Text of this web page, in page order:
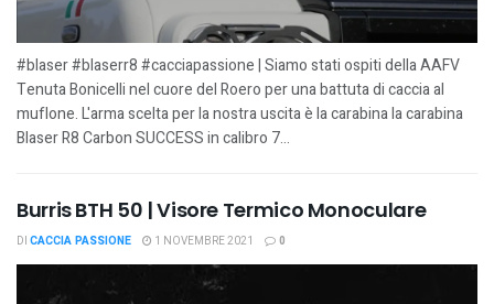
#blaser #blaserr8 #cacciapassione | Siamo stati ospiti della AAFV
Tenuta Bonicelli nel cuore del Roero per una battuta di caccia al
muflone. L'arma scelta per la nostra uscita è la carabina la carabina
Blaser R8 Carbon SUCCESS in calibro 7...
Burris BTH 50 | Visore Termico Monoculare
DI CACCIA PASSIONE 1 NOVEMBRE 2021 0